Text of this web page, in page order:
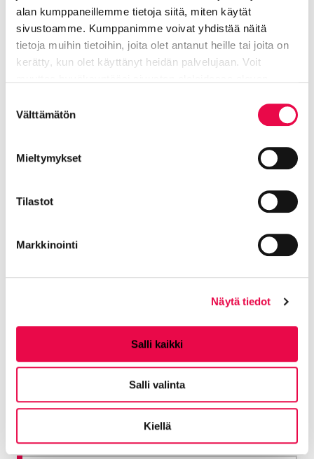
alan kumppaneillemme tietoja siitä, miten käytät
sivustoamme. Kumppanimme voivat yhdistää näitä
tietoja muihin tietoihin, joita olet antanut heille tai joita on
kerätty, kun olet käyttänyt heidän palvelujaan. Voit
valinta
Välttämätön
Mieltymykset
Tilastot
Markkinointi
Näytä tiedot
Salli kaikki
Salli valinta
Kiellä
Tiedote 11.7.2024: Kirjastossa on nyt työkalujen
lainauspiste
video kulutuksen
Suomen ympäristökeskuksen video kulutuksen
Ole hyvä jahyväksy markkinointievästeet